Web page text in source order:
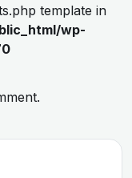
template in
wp-